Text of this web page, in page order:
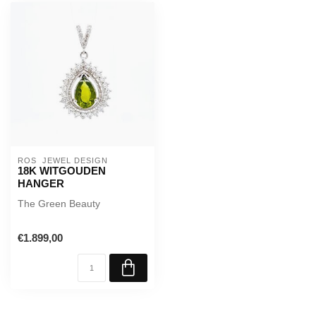
ROS  JEWEL DESIGN
18K WITGOUDEN
HANGER
The Green Beauty
€1.899,00